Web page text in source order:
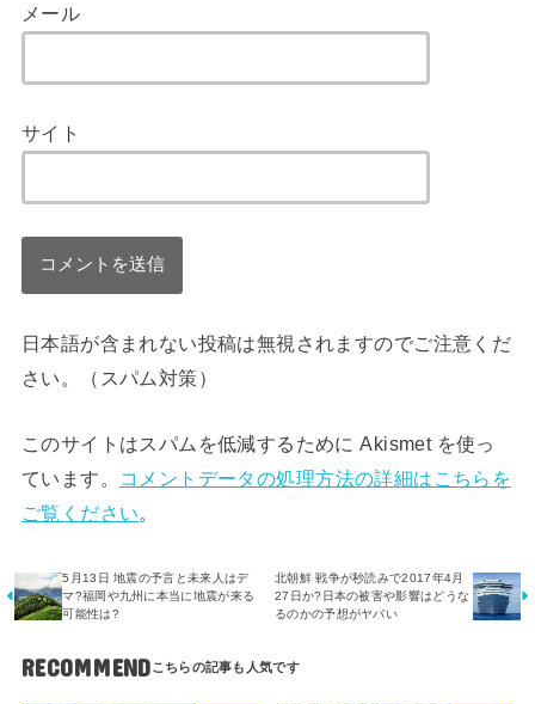
メール
サイト
日本語が含まれない投稿は無視されますのでご注意くだ
さい。（スパム対策）
このサイトはスパムを低減するために Akismet を使っ
ています。
コメントデータの処理方法の詳細はこちらを
ご覧ください。
5月13日 地震の予言と未来人はデ
マ?福岡や九州に本当に地震が来る
可能性は?
北朝鮮 戦争が秒読みで2017年4月
27日か?日本の被害や影響はどうな
るのかの予想がヤバい
RECOMMEND